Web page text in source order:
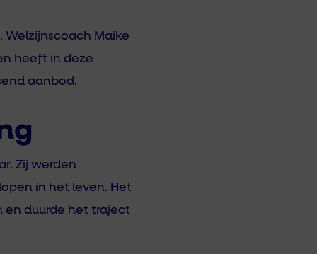
Welzijnscoach Maike
heeft in deze
aanbod.
Zij werden
in het leven. Het
en duurde het traject